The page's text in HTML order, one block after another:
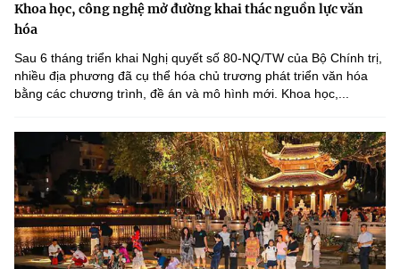
Khoa học, công nghệ mở đường khai thác nguồn lực văn
hóa
Sau 6 tháng triển khai Nghị quyết số 80-NQ/TW của Bộ Chính trị,
nhiều địa phương đã cụ thể hóa chủ trương phát triển văn hóa
bằng các chương trình, đề án và mô hình mới. Khoa học,...